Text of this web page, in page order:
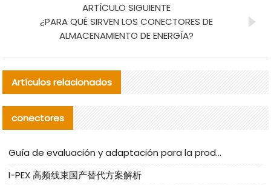
ARTÍCULO SIGUIENTE
¿PARA QUÉ SIRVEN LOS CONECTORES DE
ALMACENAMIENTO DE ENERGÍA?
Artículos relacionados
conectores
Guía de evaluación y adaptación para la producción en serie de componentes de cables nacionales para CNC Tech
I-PEX 高频线束国产替代方案解析